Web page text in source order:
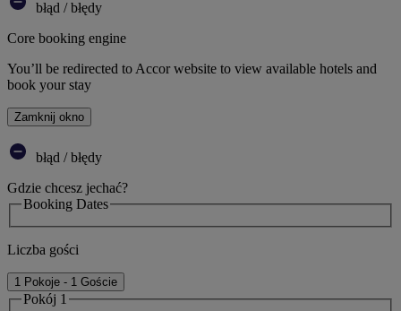
błąd / błędy
Core booking engine
You’ll be redirected to Accor website to view available hotels and
book your stay
Zamknij okno
błąd / błędy
Gdzie chcesz jechać?
Booking Dates
Liczba gości
1 Pokoje - 1 Goście
Pokój 1